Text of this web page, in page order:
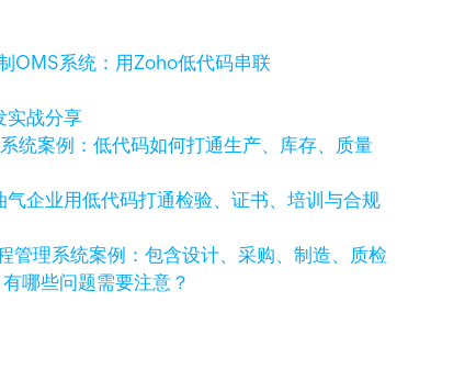
OMS系统：用Zoho低代码串联
实战分享
统案例：低代码如何打通生产、库存、质量
气企业用低代码打通检验、证书、培训与合规
管理系统案例：包含设计、采购、制造、质检
哪些问题需要注意？